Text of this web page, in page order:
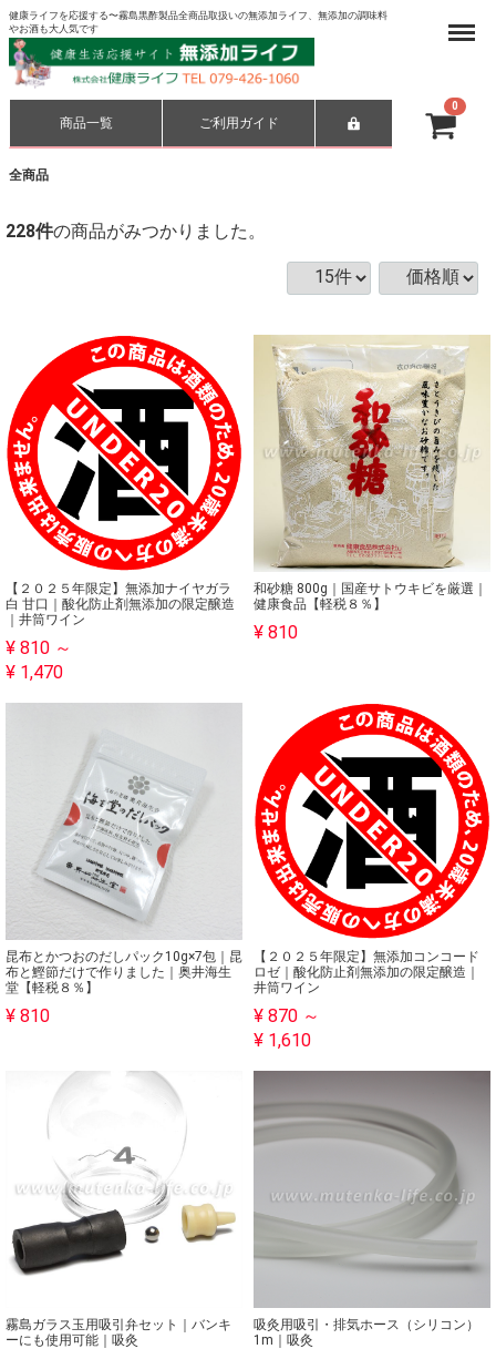
健康ライフを応援する〜霧島黒酢製品全商品取扱いの無添加ライフ、無添加の調味料
やお酒も大人気です
商品一覧 ご利用ガイド
Menu
全商品
228件の商品がみつかりました。
【２０２５年限定】無添加ナイヤガラ
白 甘口｜酸化防止剤無添加の限定醸造
｜井筒ワイン
¥ 810 ～
¥ 1,470
和砂糖 800g｜国産サトウキビを厳選｜
健康食品【軽税８％】
¥ 810
昆布とかつおのだしパック10g×7包｜昆
布と鰹節だけで作りました｜奥井海生
堂【軽税８％】
¥ 810
【２０２５年限定】無添加コンコード
ロゼ｜酸化防止剤無添加の限定醸造｜
井筒ワイン
¥ 870 ～
¥ 1,610
霧島ガラス玉用吸引弁セット｜バンキ
ーにも使用可能｜吸灸
吸灸用吸引・排気ホース（シリコン）
1m｜吸灸
0